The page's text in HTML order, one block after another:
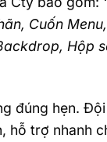
Cuốn
Hộp
đúng hẹn.
hỗ trợ nhanh